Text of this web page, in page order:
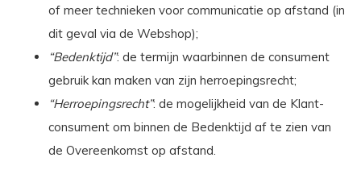
of meer technieken voor communicatie op afstand (in
dit geval via de Webshop);
“Bedenktijd”: de termijn waarbinnen de consument
gebruik kan maken van zijn herroepingsrecht;
“Herroepingsrecht”: de mogelijkheid van de Klant-
consument om binnen de Bedenktijd af te zien van
de Overeenkomst op afstand.